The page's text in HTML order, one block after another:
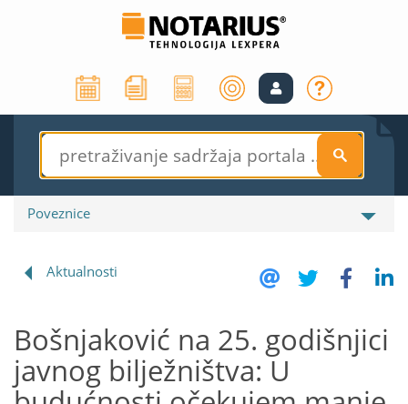
S
Poveznice
Aktualnosti
Bošnjaković na 25. godišnjici
javnog bilježništva: U